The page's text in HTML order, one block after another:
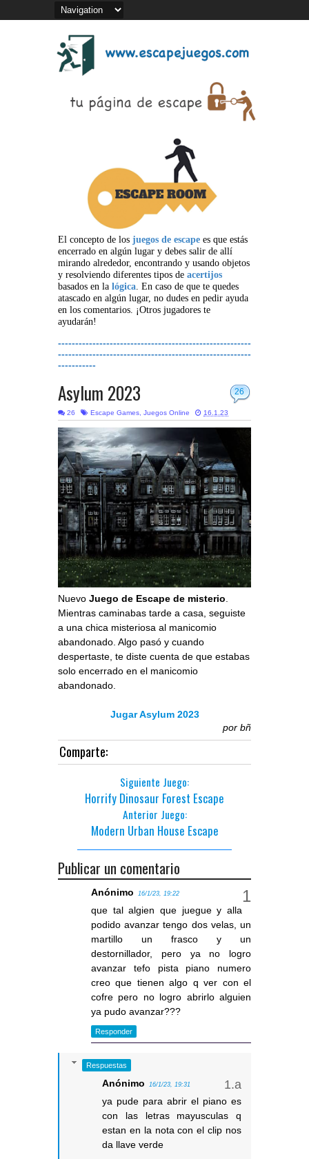
El concepto de los juegos de escape es que estás
encerrado en algún lugar y debes salir de allí
mirando alrededor, encontrando y usando objetos
y resolviendo diferentes tipos de acertijos
basados en la lógica. En caso de que te quedes
atascado en algún lugar, no dudes en pedir ayuda
en los comentarios. ¡Otros jugadores te
ayudarán!
--------------------------------------------------------
--------------------------------------------------------
-----------
26
Asylum 2023
26 Escape Games, Juegos Online 16.1.23
Nuevo Juego de Escape de misterio.
Mientras caminabas tarde a casa, seguiste
a una chica misteriosa al manicomio
abandonado. Algo pasó y cuando
despertaste, te diste cuenta de que estabas
solo encerrado en el manicomio
abandonado.
Jugar Asylum 2023
por bñ
Comparte:
Siguiente Juego:
Horrify Dinosaur Forest Escape
Anterior Juego:
Modern Urban House Escape
Publicar un comentario
Anónimo 16/1/23, 19:22
que tal algien que juegue y alla
podido avanzar tengo dos velas, un
martillo un frasco y un
destornillador, pero ya no logro
avanzar tefo pista piano numero
creo que tienen algo q ver con el
cofre pero no logro abrirlo alguien
ya pudo avanzar???
Responder
Respuestas
Anónimo 16/1/23, 19:31
ya pude para abrir el piano es
con las letras mayusculas q
estan en la nota con el clip nos
da llave verde